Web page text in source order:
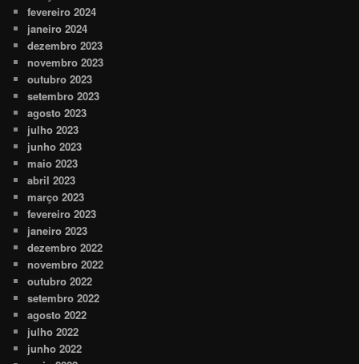
fevereiro 2024
janeiro 2024
dezembro 2023
novembro 2023
outubro 2023
setembro 2023
agosto 2023
julho 2023
junho 2023
maio 2023
abril 2023
março 2023
fevereiro 2023
janeiro 2023
dezembro 2022
novembro 2022
outubro 2022
setembro 2022
agosto 2022
julho 2022
junho 2022